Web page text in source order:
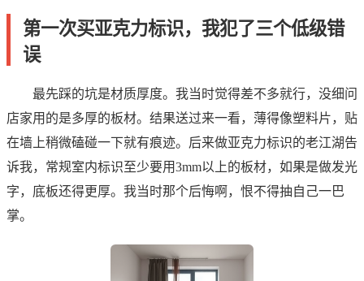
第一次买亚克力标识，我犯了三个低级错
误
最先踩的坑是材质厚度。我当时觉得差不多就行，没细问
店家用的是多厚的板材。结果送过来一看，薄得像塑料片，贴
在墙上稍微磕碰一下就有痕迹。后来做亚克力标识的老江湖告
诉我，常规室内标识至少要用3mm以上的板材，如果是做发光
字，底板还得更厚。我当时那个后悔啊，恨不得抽自己一巴
掌。